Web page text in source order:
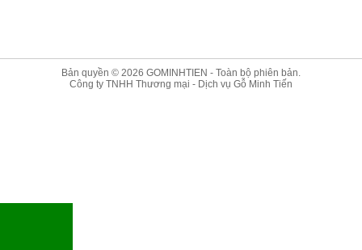
Bản quyền © 2026 GOMINHTIEN - Toàn bộ phiên bản.
Công ty TNHH Thương mại - Dịch vụ Gỗ Minh Tiến